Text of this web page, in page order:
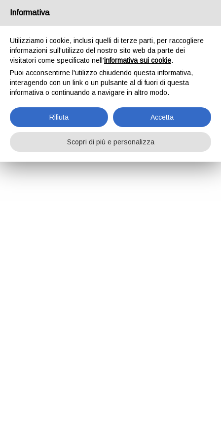
Informativa
Utilizziamo i cookie, inclusi quelli di terze parti, per raccogliere
informazioni sull’utilizzo del nostro sito web da parte dei
visitatori come specificato nell'informativa sui cookie.
Puoi acconsentirne l'utilizzo chiudendo questa informativa,
interagendo con un link o un pulsante al di fuori di questa
informativa o continuando a navigare in altro modo.
Rifiuta Accetta
Scopri di più e personalizza